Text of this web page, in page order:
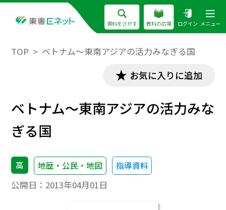
資料をさがす 教科の広場 ログイン メニュー
TOP ベトナム～東南アジアの活力みなぎる国
お気に入りに追加
ベトナム～東南アジアの活力みな
ぎる国
高 地歴・公民・地図 指導資料
公開日： 2013年04月01日